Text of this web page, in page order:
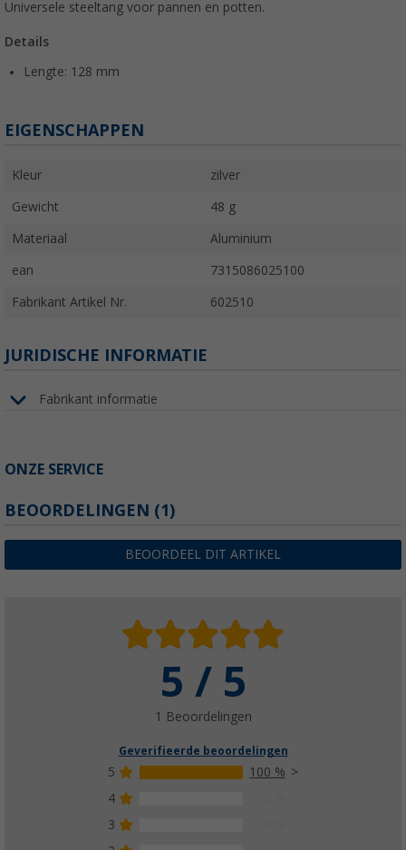
Universele steeltang voor pannen en potten.
Details
Lengte: 128 mm
EIGENSCHAPPEN
Kleur zilver
Gewicht 48 g
Materiaal Aluminium
ean 7315086025100
Fabrikant Artikel Nr. 602510
JURIDISCHE INFORMATIE
Fabrikant informatie
ONZE SERVICE
BEOORDELINGEN (1)
BEOORDEEL DIT ARTIKEL
5 / 5
1 Beoordelingen
Geverifieerde beoordelingen
5
100 %
4
3